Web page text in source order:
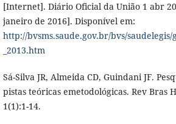
[Internet]. Diário Oficial da União 1 abr
janeiro de 2016]. Disponível em:
http://bvsms.saude.gov.br/bvs/saudelegis/
_2013.htm
Sá-Silva JR, Almeida CD, Guindani JF.
pistas teóricas emetodológicas. Rev Bras
1(1):1-14.